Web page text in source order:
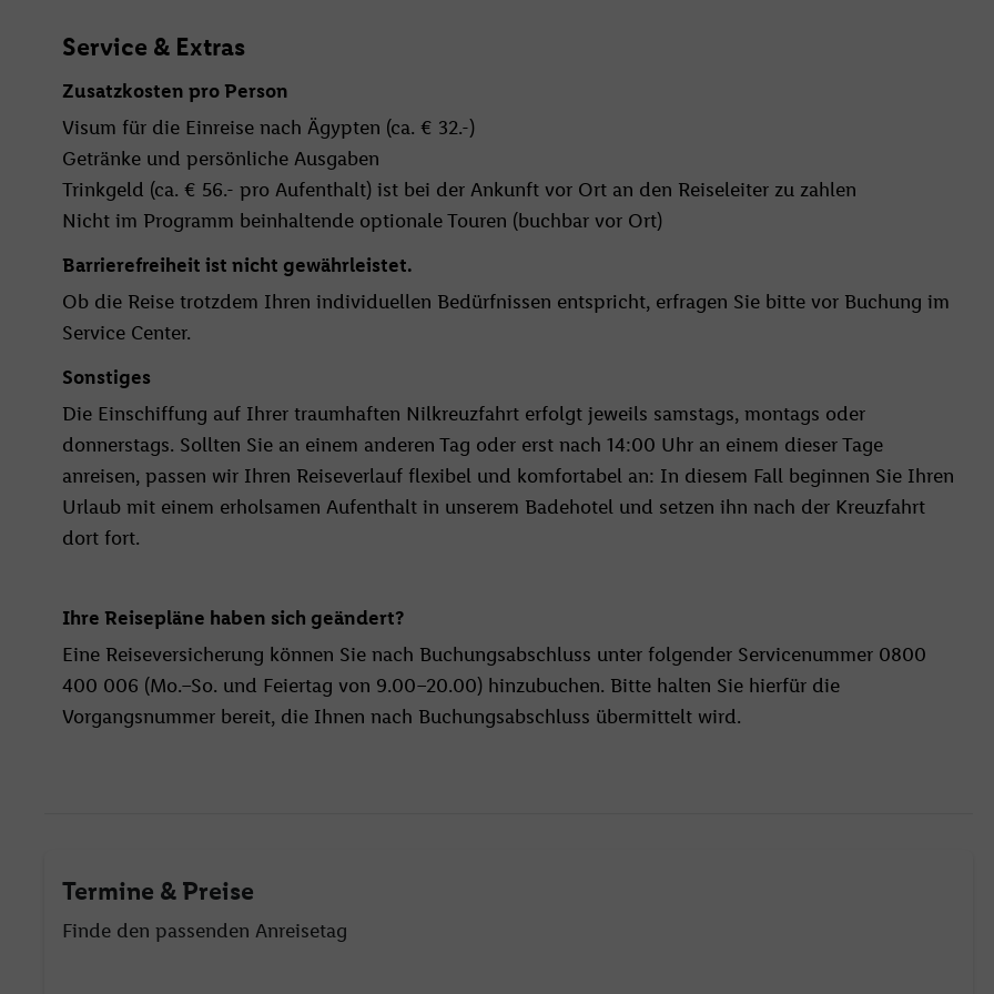
Service & Extras
Zusatzkosten pro Person
Visum für die Einreise nach Ägypten (ca. € 32.-)
Getränke und persönliche Ausgaben
Trinkgeld (ca. € 56.- pro Aufenthalt) ist bei der Ankunft vor Ort an den Reiseleiter zu zahlen
Nicht im Programm beinhaltende optionale Touren (buchbar vor Ort)
Barrierefreiheit ist nicht gewährleistet.
Ob die Reise trotzdem Ihren individuellen Bedürfnissen entspricht, erfragen Sie bitte vor Buchung im
Service Center.
Sonstiges
Die Einschiffung auf Ihrer traumhaften Nilkreuzfahrt erfolgt jeweils samstags, montags oder
donnerstags. Sollten Sie an einem anderen Tag oder erst nach 14:00 Uhr an einem dieser Tage
anreisen, passen wir Ihren Reiseverlauf flexibel und komfortabel an: In diesem Fall beginnen Sie Ihren
Urlaub mit einem erholsamen Aufenthalt in unserem Badehotel und setzen ihn nach der Kreuzfahrt
dort fort.
Ihre Reisepläne haben sich geändert?
Eine Reiseversicherung können Sie nach Buchungsabschluss unter folgender Servicenummer 0800
400 006 (Mo.–So. und Feiertag von 9.00–20.00) hinzubuchen. Bitte halten Sie hierfür die
Vorgangsnummer bereit, die Ihnen nach Buchungsabschluss übermittelt wird.
Termine & Preise
Finde den passenden Anreisetag